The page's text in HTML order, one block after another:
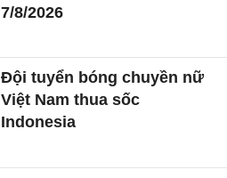
7/8/2026
Đội tuyển bóng chuyền nữ
Việt Nam thua sốc
Indonesia